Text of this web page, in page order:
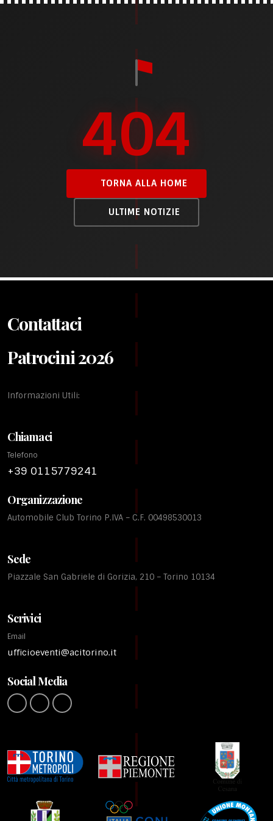
404
TORNA ALLA HOME
ULTIME NOTIZIE
Contattaci
Patrocini 2026
Informazioni Utili:
Chiamaci
Telefono
+39 0115779241
Organizzazione
Automobile Club Torino P.IVA – C.F. 00498530013
Sede
Piazzale San Gabriele di Gorizia, 210 – Torino 10134
Scrivici
Email
ufficioeventi@acitorino.it
Social Media